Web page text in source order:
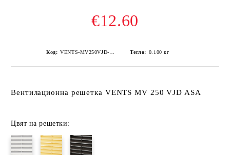
€12.60
Код: Тегло: 0.100 кг
Вентилационна решетка VENTS MV 250 VJD ASA
Цвят на решетки: